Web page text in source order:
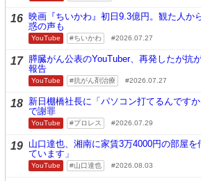
16 映画『ちいかわ』初日9.3億円。観た人か
惑の声も
YouTube ちいかわ 2026.07.27
17 膵臓がん公表のYouTuber、再発したが抗
報告
YouTube 抗がん剤治療 2026.07.27
18 新日棚橋社長に「パソコン打てるんです
で謝罪
YouTube プロレス 2026.07.29
19 山口達也、湘南に家賃3万4000円の部屋
ています」
YouTube 山口達也 2026.08.03